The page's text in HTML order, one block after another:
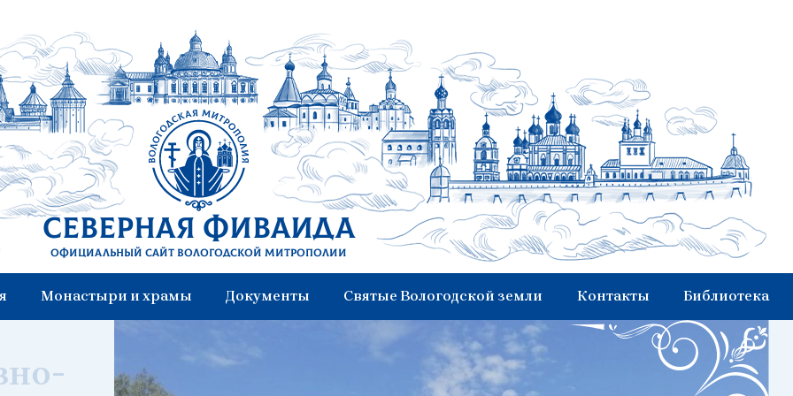
Северная Фиваида
Официальный сайт Вологодской митрополии
Монастыри и храмы Документы Святые Вологодской земли Контакты Библиотека
митрополии
-